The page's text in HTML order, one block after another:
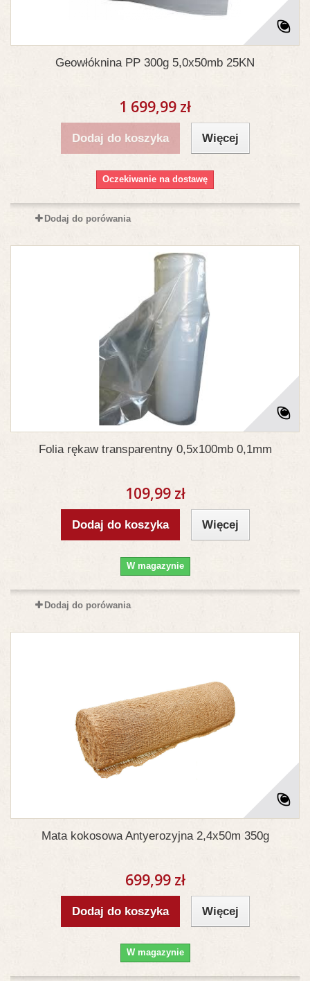
Geowłóknina PP 300g 5,0x50mb 25KN
1 699,99 zł
Dodaj do koszyka Więcej
Oczekiwanie na dostawę
Dodaj do porówania
Folia rękaw transparentny 0,5x100mb 0,1mm
109,99 zł
Dodaj do koszyka Więcej
W magazynie
Dodaj do porówania
Mata kokosowa Antyerozyjna 2,4x50m 350g
699,99 zł
Dodaj do koszyka Więcej
W magazynie